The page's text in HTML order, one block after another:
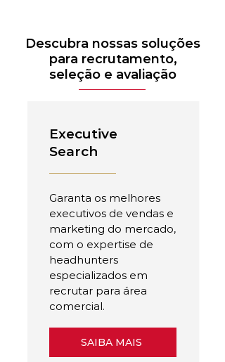
Descubra nossas soluções
para recrutamento,
seleção e avaliação
Executive
Search
Garanta os melhores
executivos de vendas e
marketing do mercado,
com o expertise de
headhunters
especializados em
recrutar para área
comercial.
SAIBA MAIS